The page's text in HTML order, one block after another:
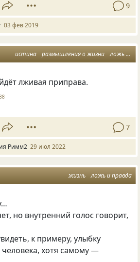
9
03 фев 2019
истина размышления о жизни ложь и правда
лживая приправа.
7
Римм2 29 июл 2022
жизнь ложь и правда
но внутренний голос говорит,
к примеру, улыбку
человека, хотя самому —